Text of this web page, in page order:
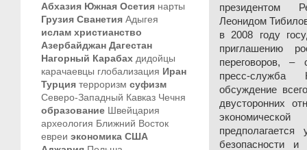
Абхазия Южная Осетия нарты
Грузия Сванетия Адыгея
ислам христианство
Азербайджан Дагестан
Нагорный Карабах дидойцы
карачаевцы глобализация Иран
Турция терроризм суфизм
Северо-Западный Кавказ Чечня
образование Швейцария
археология Ближний Восток
евреи экономика США
президентом
Леонидом
в 2008 году
приглашению
переговоров,
пресс-служба
обсуждение
двусторонних
предполагается
безопасности и